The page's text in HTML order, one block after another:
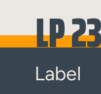
LP
Label